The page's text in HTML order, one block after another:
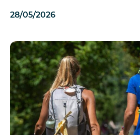
28/05/2026